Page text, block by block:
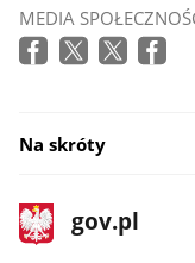
MEDIA
Na skróty
stopka
gov.pl
Strona
gov.pl